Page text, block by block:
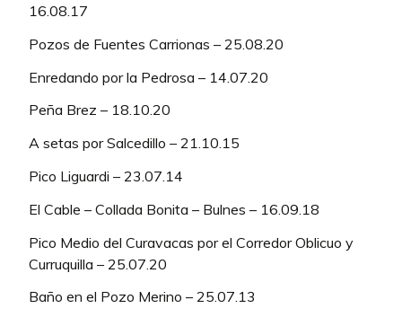
16.08.17
Pozos de Fuentes Carrionas – 25.08.20
Enredando por la Pedrosa – 14.07.20
Peña Brez – 18.10.20
A setas por Salcedillo – 21.10.15
Pico Liguardi – 23.07.14
El Cable – Collada Bonita – Bulnes – 16.09.18
Pico Medio del Curavacas por el Corredor Oblicuo y
Curruquilla – 25.07.20
Baño en el Pozo Merino – 25.07.13